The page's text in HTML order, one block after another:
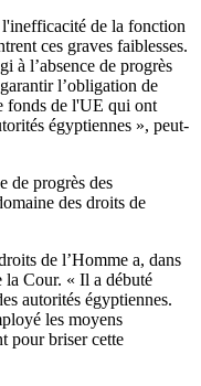
de la fonction
ces graves faiblesses.
à l’absence de progrès
l’obligation de
fonds de l'UE qui ont
égyptiennes », peut-
de progrès des
des droits de
de l’Homme a, dans
la Cour. « Il a débuté
autorités égyptiennes.
les moyens
pour briser cette